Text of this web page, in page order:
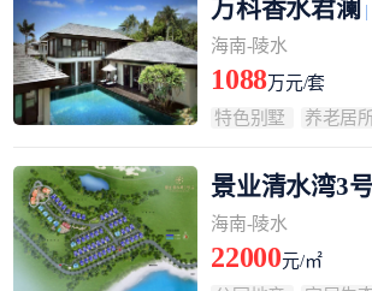
万科香水君澜
海南-陵水
1088万元/套
特色别墅
养老居
景业清水湾3
海南-陵水
22000元/㎡